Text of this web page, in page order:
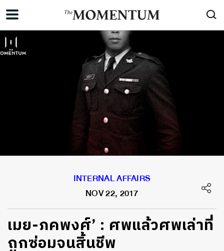
INTERNAL AFFAIRS
NOV 22, 2017
เมย-ภคพงศ์’ : ศพแล้วศพเล่าที่
ถูกซ่อมจนสิ้นชีพ